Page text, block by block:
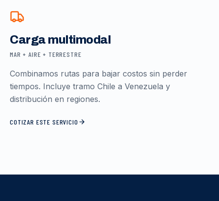
Carga multimodal
MAR + AIRE + TERRESTRE
Combinamos rutas para bajar costos sin perder
tiempos. Incluye tramo Chile a Venezuela y
distribución en regiones.
COTIZAR ESTE SERVICIO